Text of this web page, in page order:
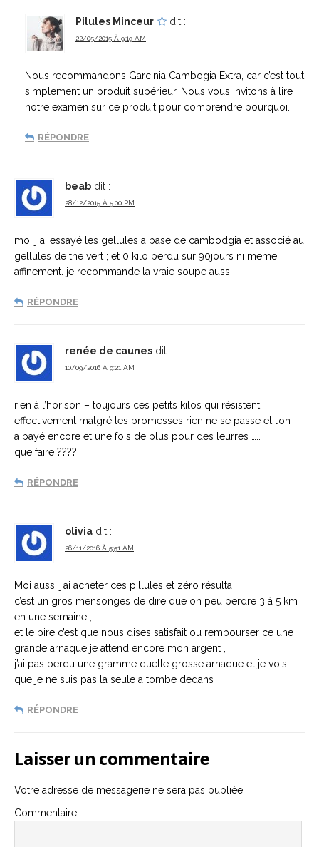
Pilules Minceur dit :
22/05/2015 À 9:19 AM
Nous recommandons Garcinia Cambogia Extra, car c’est tout
simplement un produit supérieur. Nous vous invitons à lire
notre examen sur ce produit pour comprendre pourquoi.
RÉPONDRE
beab dit :
28/12/2015 À 5:00 PM
moi j ai essayé les gellules a base de cambodgia et associé au
gellules de the vert ; et 0 kilo perdu sur 90jours ni meme
affinement. je recommande la vraie soupe aussi
RÉPONDRE
renée de caunes dit :
10/09/2016 À 9:21 AM
rien à l’horison – toujours ces petits kilos qui résistent
effectivement malgré les promesses rien ne se passe et l’on
a payé encore et une fois de plus pour des leurres …..
que faire ????
RÉPONDRE
olivia dit :
26/11/2016 À 5:51 AM
Moi aussi j’ai acheter ces pillules et zéro résulta
c’est un gros mensonges de dire que on peu perdre 3 à 5 km
en une semaine ,
et le pire c’est que nous dises satisfait ou rembourser ce une
grande arnaque je attend encore mon argent ,
j’ai pas perdu une gramme quelle grosse arnaque et je vois
que je ne suis pas la seule a tombe dedans
RÉPONDRE
Laisser un commentaire
Votre adresse de messagerie ne sera pas publiée.
Commentaire